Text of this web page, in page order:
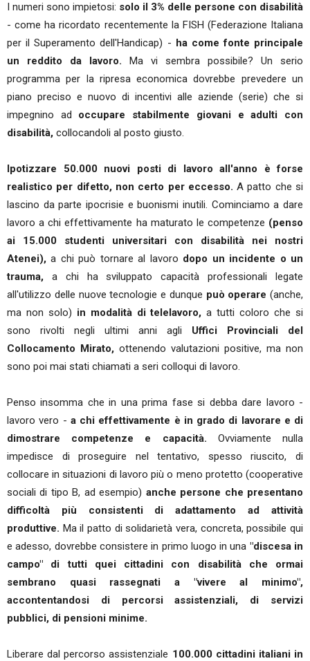
I numeri sono impietosi: solo il 3% delle persone con disabilità
- come ha ricordato recentemente la FISH (Federazione Italiana
per il Superamento dell'Handicap) - ha come fonte principale
un reddito da lavoro. Ma vi sembra possibile? Un serio
programma per la ripresa economica dovrebbe prevedere un
piano preciso e nuovo di incentivi alle aziende (serie) che si
impegnino ad occupare stabilmente giovani e adulti con
disabilità, collocandoli al posto giusto.
Ipotizzare 50.000 nuovi posti di lavoro all'anno è forse
realistico per difetto, non certo per eccesso. A patto che si
lascino da parte ipocrisie e buonismi inutili. Cominciamo a dare
lavoro a chi effettivamente ha maturato le competenze (penso
ai 15.000 studenti universitari con disabilità nei nostri
Atenei), a chi può tornare al lavoro dopo un incidente o un
trauma, a chi ha sviluppato capacità professionali legate
all'utilizzo delle nuove tecnologie e dunque può operare (anche,
ma non solo) in modalità di telelavoro, a tutti coloro che si
sono rivolti negli ultimi anni agli Uffici Provinciali del
Collocamento Mirato, ottenendo valutazioni positive, ma non
sono poi mai stati chiamati a seri colloqui di lavoro.
Penso insomma che in una prima fase si debba dare lavoro -
lavoro vero - a chi effettivamente è in grado di lavorare e di
dimostrare competenze e capacità. Ovviamente nulla
impedisce di proseguire nel tentativo, spesso riuscito, di
collocare in situazioni di lavoro più o meno protetto (cooperative
sociali di tipo B, ad esempio) anche persone che presentano
difficoltà più consistenti di adattamento ad attività
produttive. Ma il patto di solidarietà vera, concreta, possibile qui
e adesso, dovrebbe consistere in primo luogo in una "discesa in
campo" di tutti quei cittadini con disabilità che ormai
sembrano quasi rassegnati a "vivere al minimo",
accontentandosi di percorsi assistenziali, di servizi
pubblici, di pensioni minime.
Liberare dal percorso assistenziale 100.000 cittadini italiani in